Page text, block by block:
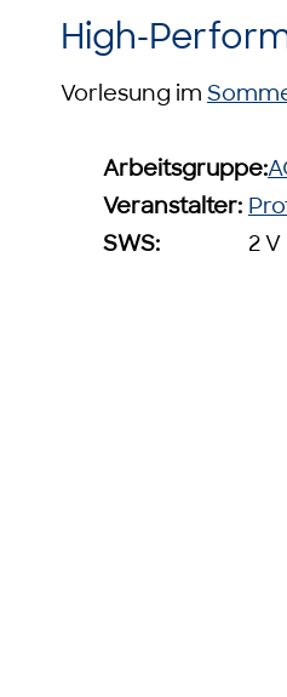
High-
Vorlesung im
Arbeitsgruppe:
Veranstalter:
SWS:
2 V